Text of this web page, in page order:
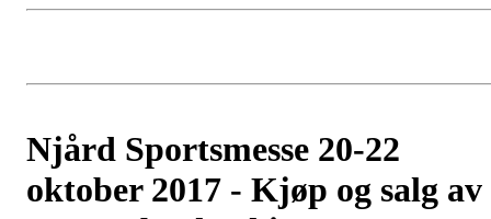
Njård Sportsmesse 20-22
oktober 2017 - Kjøp og salg av